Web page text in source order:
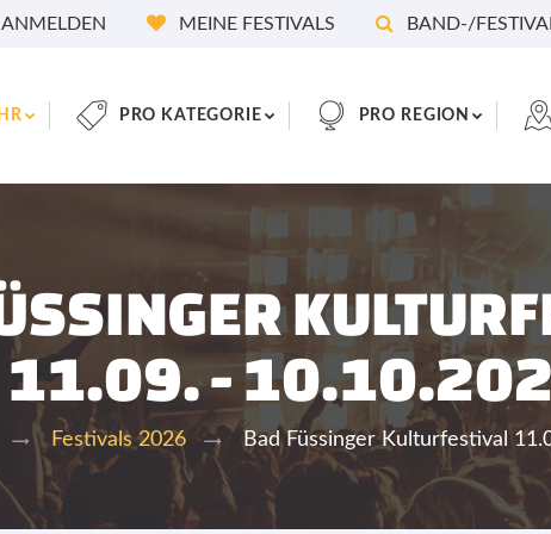
ANMELDEN MEINE FESTIVALS BAND-/
PRO KATEGORIE PRO REGION
11.09. -
Festivals 2026 Bad Füssinger Kulturfestival